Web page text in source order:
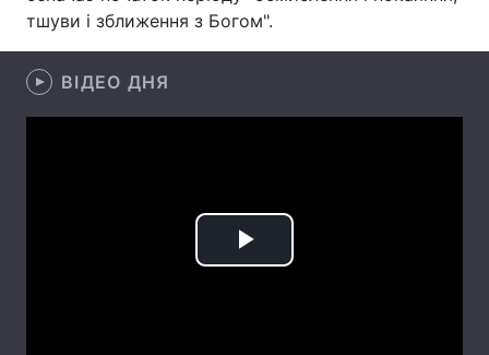
Зброя
Здоров'я
тшуви і зближення з Богом".
ВІДЕО ДНЯ
Play